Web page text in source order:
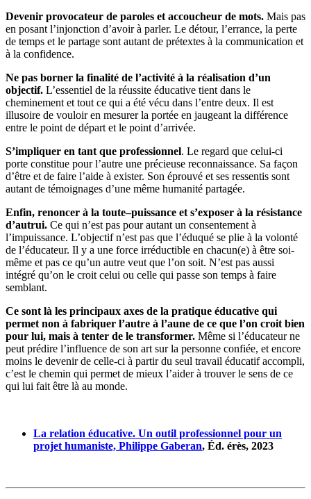
Devenir provocateur de paroles et accoucheur de mots. Mais pas
en posant l’injonction d’avoir à parler. Le détour, l’errance, la perte
de temps et le partage sont autant de prétextes à la communication et
à la confidence.
Ne pas borner la finalité de l’activité à la réalisation d’un
objectif. L’essentiel de la réussite éducative tient dans le
cheminement et tout ce qui a été vécu dans l’entre deux. Il est
illusoire de vouloir en mesurer la portée en jaugeant la différence
entre le point de départ et le point d’arrivée.
S’impliquer en tant que professionnel. Le regard que celui-ci
porte constitue pour l’autre une précieuse reconnaissance. Sa façon
d’être et de faire l’aide à exister. Son éprouvé et ses ressentis sont
autant de témoignages d’une même humanité partagée.
Enfin, renoncer à la toute–puissance et s’exposer à la résistance
d’autrui. Ce qui n’est pas pour autant un consentement à
l’impuissance. L’objectif n’est pas que l’éduqué se plie à la volonté
de l’éducateur. Il y a une force irréductible en chacun(e) à être soi-
même et pas ce qu’un autre veut que l’on soit. N’est pas aussi
intégré qu’on le croit celui ou celle qui passe son temps à faire
semblant.
Ce sont là les principaux axes de la pratique éducative qui
permet non à fabriquer l’autre à l’aune de ce que l’on croit bien
pour lui, mais à tenter de le transformer. Même si l’éducateur ne
peut prédire l’influence de son art sur la personne confiée, et encore
moins le devenir de celle-ci à partir du seul travail éducatif accompli,
c’est le chemin qui permet de mieux l’aider à trouver le sens de ce
qui lui fait être là au monde.
La relation éducative. Un outil professionnel pour un
projet humaniste, Philippe Gaberan, Éd. érès, 2023